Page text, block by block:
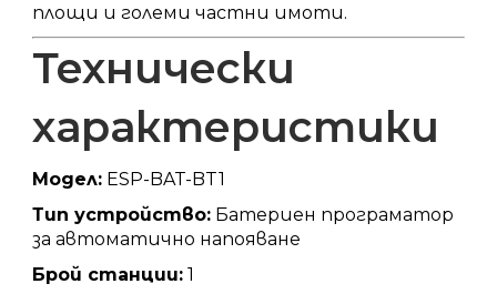
площи и големи частни имоти.
Технически
характеристики
Модел: ESP-BAT-BT1
Тип устройство: Батериен програматор
за автоматично напояване
Брой станции: 1